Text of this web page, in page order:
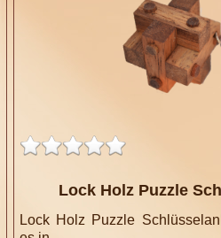
Lock Holz Puzzle
Lock Holz Puzzle